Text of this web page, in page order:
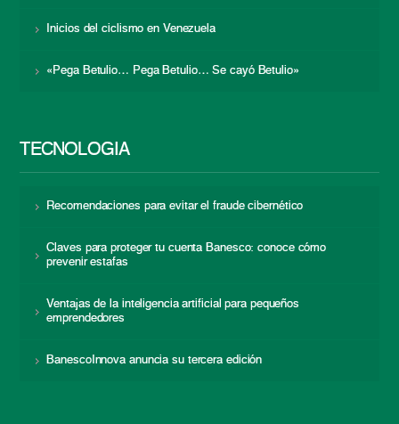
Inicios del ciclismo en Venezuela
«Pega Betulio… Pega Betulio… Se cayó Betulio»
TECNOLOGÍA
Recomendaciones para evitar el fraude cibernético
Claves para proteger tu cuenta Banesco: conoce cómo
prevenir estafas
Ventajas de la inteligencia artificial para pequeños
emprendedores
BanescoInnova anuncia su tercera edición